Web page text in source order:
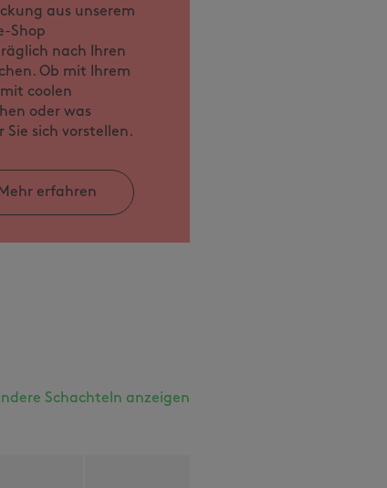
aus unserem
Shop
nach Ihren
Ob mit Ihrem
mit coolen
oder was
Sie sich vorstellen.
Mehr erfahren
Schachteln anzeigen